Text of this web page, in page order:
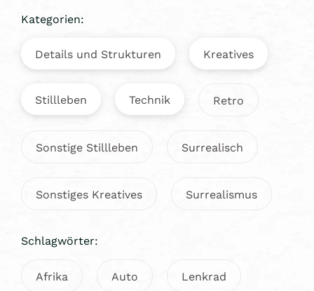
Kategorien:
Details und Strukturen Kreatives
Stillleben Technik Retro
Sonstige Stillleben Surrealisch
Sonstiges Kreatives Surrealismus
Schlagwörter:
Afrika Auto Lenkrad